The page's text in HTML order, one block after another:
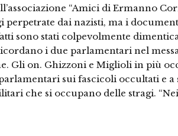
“Amici di Ermanno
perpetrate dai nazisti, ma i
sono stati colpevolmente
i due parlamentari nel
Gli on. Ghizzoni e Miglioli in più
sui fascicoli occultati e a
che si occupano delle stragi.